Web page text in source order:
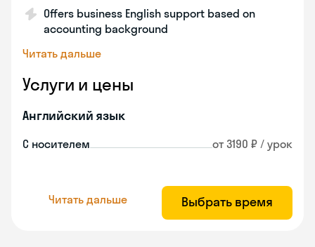
Offers business English support based on
accounting background
Читать дальше
Услуги и цены
Английский язык
С носителем от 3190 ₽ / урок
Читать дальше Выбрать время